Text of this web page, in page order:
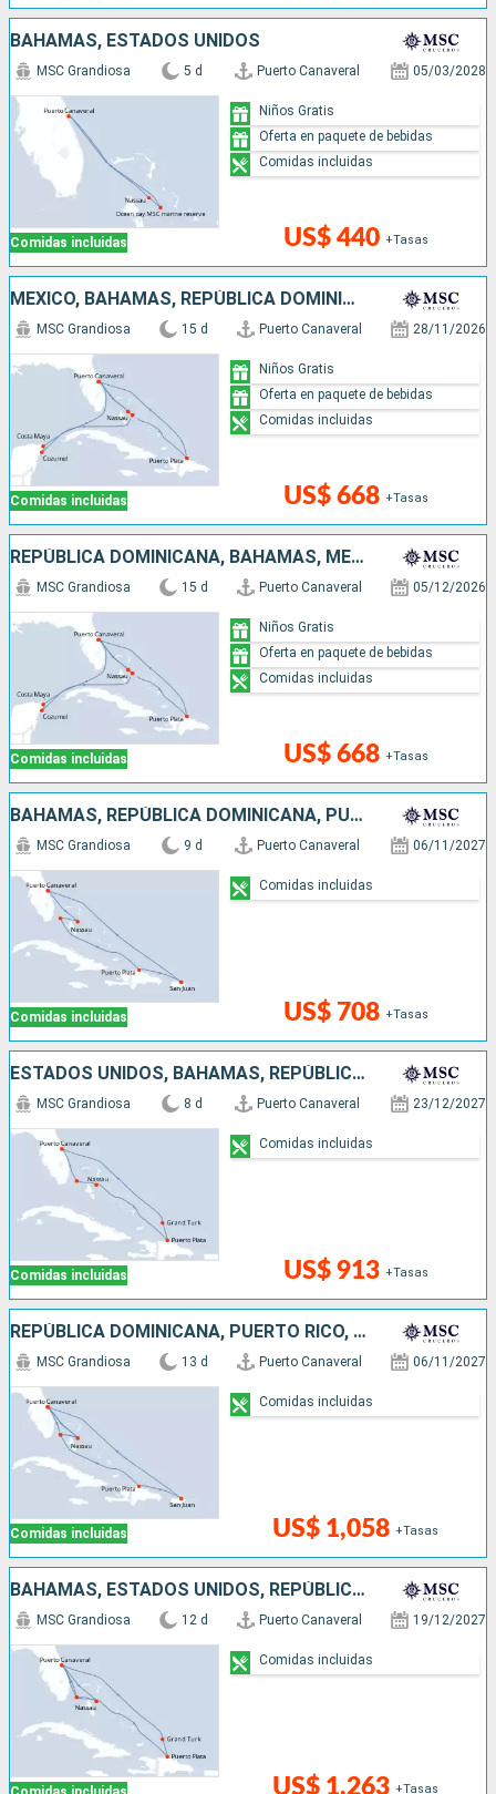
BAHAMAS, ESTADOS UNIDOS
Comidas incluidas
MSC Grandiosa 5 d Puerto Canaveral 05/03/2028
US$ 440 +Tasas
Niños Gratis
Oferta en paquete de bebidas
Comidas incluidas
MÉXICO, BAHAMAS, REPÚBLICA DOMINICANA, ESTADOS UNIDOS
Comidas incluidas
MSC Grandiosa 15 d Puerto Canaveral 28/11/2026
US$ 668 +Tasas
Niños Gratis
Oferta en paquete de bebidas
Comidas incluidas
REPÚBLICA DOMINICANA, BAHAMAS, MÉXICO, ESTADOS UNIDOS
Comidas incluidas
MSC Grandiosa 15 d Puerto Canaveral 05/12/2026
US$ 668 +Tasas
Niños Gratis
Oferta en paquete de bebidas
Comidas incluidas
BAHAMAS, REPÚBLICA DOMINICANA, PUERTO RICO, ESTADOS UNIDOS
Comidas incluidas
MSC Grandiosa 9 d Puerto Canaveral 06/11/2027
US$ 708 +Tasas
Comidas incluidas
ESTADOS UNIDOS, BAHAMAS, REPÚBLICA DOMINICANA
Comidas incluidas
MSC Grandiosa 8 d Puerto Canaveral 23/12/2027
US$ 913 +Tasas
Comidas incluidas
REPÚBLICA DOMINICANA, PUERTO RICO, ESTADOS UNIDOS, BAHAMAS
Comidas incluidas
MSC Grandiosa 13 d Puerto Canaveral 06/11/2027
US$ 1,058 +Tasas
Comidas incluidas
BAHAMAS, ESTADOS UNIDOS, REPÚBLICA DOMINICANA
MSC Grandiosa 12 d Puerto Canaveral 19/12/2027
US$ 1,263 +Tasas
Comidas incluidas